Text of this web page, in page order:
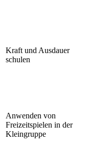
Kraft und Ausdauer
schulen
Anwenden von
Freizeitspielen in der
Kleingruppe